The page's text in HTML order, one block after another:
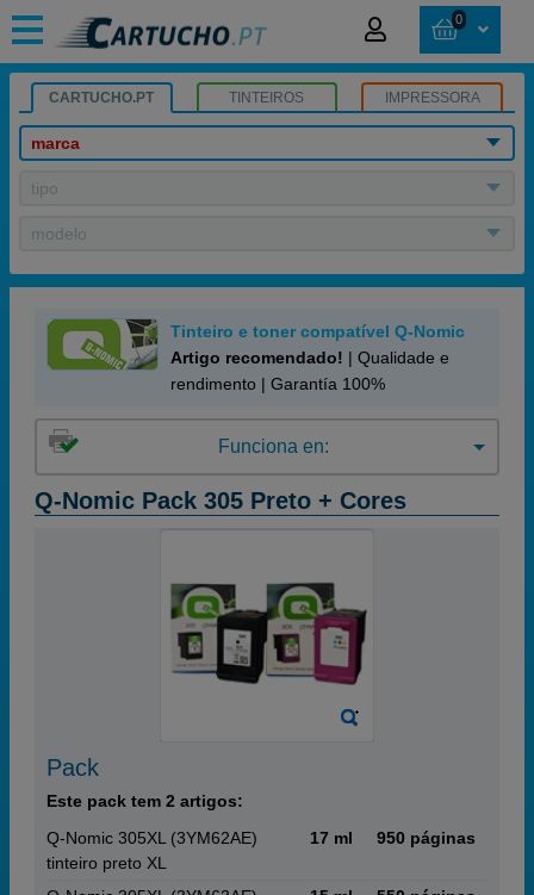
0
CARTUCHO.PT TINTEIROS IMPRESSORA
marca
tipo
modelo
Tinteiro e toner compatível Q-Nomic
Artigo recomendado! | Qualidade e
rendimento | Garantía 100%
Funciona en:
Q-Nomic Pack 305 Preto + Cores
Pack
Este pack tem 2 artigos:
Q-Nomic 305XL (3YM62AE)
tinteiro preto XL
17 ml 950 páginas